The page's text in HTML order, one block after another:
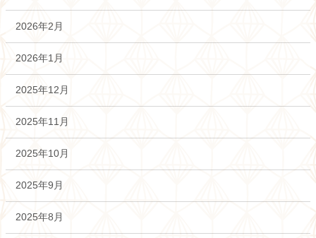
2026年2月
2026年1月
2025年12月
2025年11月
2025年10月
2025年9月
2025年8月